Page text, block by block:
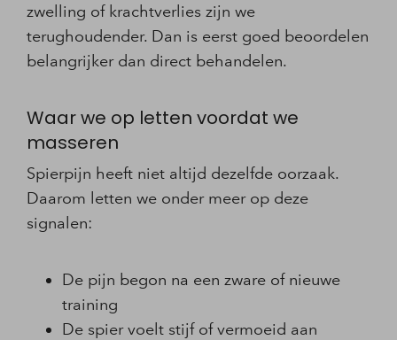
zwelling of krachtverlies zijn we
terughoudender. Dan is eerst goed beoordelen
belangrijker dan direct behandelen.
Waar we op letten voordat we
masseren
Spierpijn heeft niet altijd dezelfde oorzaak.
Daarom letten we onder meer op deze
signalen:
De pijn begon na een zware of nieuwe
training
De spier voelt stijf of vermoeid aan